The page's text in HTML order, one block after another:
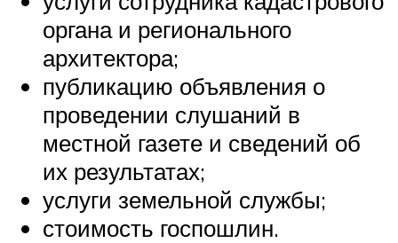
органа и регионального
архитектора;
публикацию объявления о
проведении слушаний в
местной газете и сведений об
их результатах;
услуги земельной службы;
стоимость госпошлин.